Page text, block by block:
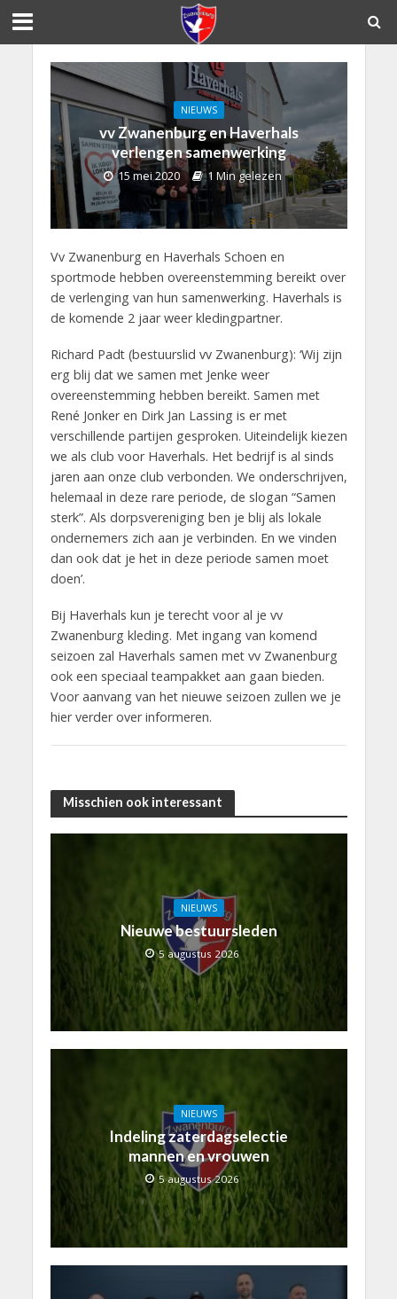
NIEUWS
vv Zwanenburg en Haverhals
verlengen samenwerking
15 mei 2020 1 Min gelezen
Vv Zwanenburg en Haverhals Schoen en
sportmode hebben overeenstemming bereikt over
de verlenging van hun samenwerking. Haverhals is
de komende 2 jaar weer kledingpartner.
Richard Padt (bestuurslid vv Zwanenburg): ‘Wij zijn
erg blij dat we samen met Jenke weer
overeenstemming hebben bereikt. Samen met
René Jonker en Dirk Jan Lassing is er met
verschillende partijen gesproken. Uiteindelijk kiezen
we als club voor Haverhals. Het bedrijf is al sinds
jaren aan onze club verbonden. We onderschrijven,
helemaal in deze rare periode, de slogan “Samen
sterk”. Als dorpsvereniging ben je blij als lokale
ondernemers zich aan je verbinden. En we vinden
dan ook dat je het in deze periode samen moet
doen’.
Bij Haverhals kun je terecht voor al je vv
Zwanenburg kleding. Met ingang van komend
seizoen zal Haverhals samen met vv Zwanenburg
ook een speciaal teampakket aan gaan bieden.
Voor aanvang van het nieuwe seizoen zullen we je
hier verder over informeren.
Misschien ook interessant
NIEUWS
Nieuwe bestuursleden
5 augustus 2026
NIEUWS
Indeling zaterdagselectie
mannen en vrouwen
5 augustus 2026